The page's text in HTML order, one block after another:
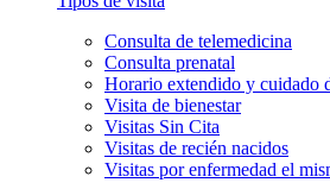
Consulta de telemedicina
Consulta prenatal
Horario extendido y cuidado
Visita de bienestar
Visitas Sin Cita
Visitas de recién nacidos
Visitas por enfermedad el